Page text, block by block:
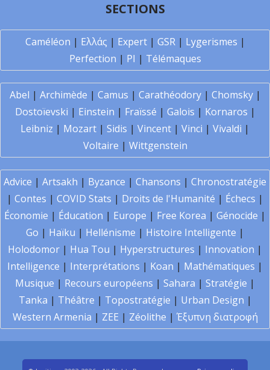
SECTIONS
Caméléon | Ελλάς | Expert| GSR| Lygerismes |
Perfection | PI | Télémaques
Abel | Archimède | Camus | Carathéodory| Chomsky|
Dostoïevski | Einstein | Fraïssé | Galois | Kornaros |
Leibniz | Mozart | Sidis | Vincent | Vinci | Vivaldi |
Voltaire | Wittgenstein
Advice | Artsakh | Byzance | Chansons | Chronostratégie
| Contes | COVID Stats | Droits de l'Humanité | Échecs |
Économie | Éducation | Europe | Free Korea | Génocide |
Go | Haïku | Hellénisme | Histoire Intelligente |
Holodomor | Hua Tou | Hyperstructures | Innovation |
Intelligence | Interprétations | Koan | Mathématiques |
Musique | Recours européens | Sahara | Stratégie |
Tanka | Théâtre | Topostratégie | Urban Design |
Western Armenia | ZEE | Zéolithe | Έξυπνη διατροφή